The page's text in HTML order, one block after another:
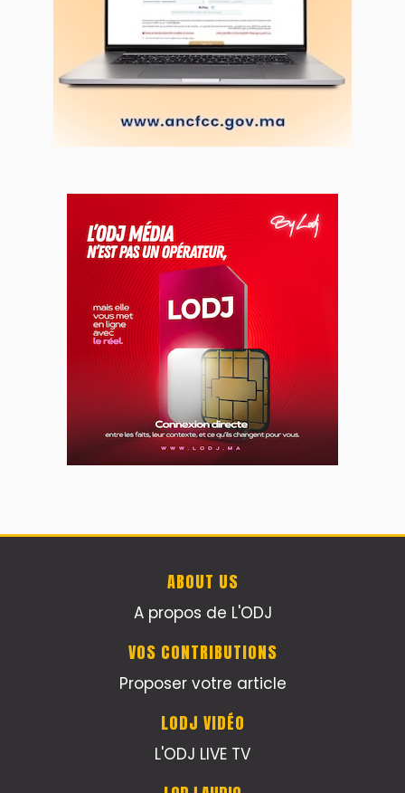
ABOUT US
A propos de L'ODJ
VOS CONTRIBUTIONS
Proposer votre article
LODJ VIDÉO
L'ODJ LIVE TV